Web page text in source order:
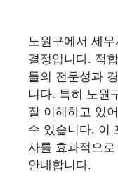
노원구에서 세
결정입니다. 적
들의 전문성과
니다. 특히 노원
잘 이해하고 있
수 있습니다. 이
사를 효과적으
안내합니다.